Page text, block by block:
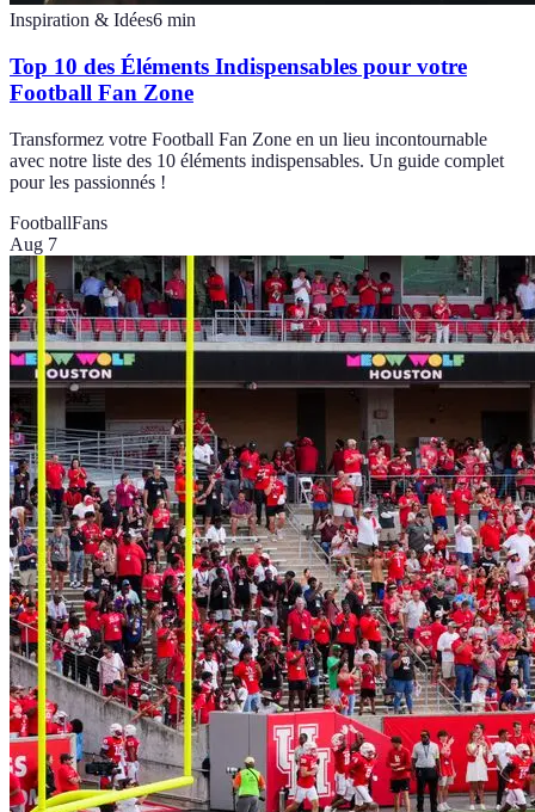
Inspiration & Idées6 min
Top 10 des Éléments Indispensables pour votre
Football Fan Zone
Transformez votre Football Fan Zone en un lieu incontournable
avec notre liste des 10 éléments indispensables. Un guide complet
pour les passionnés !
FootballFans
Aug 7